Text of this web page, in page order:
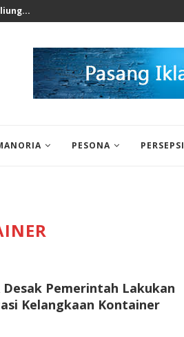
PESONA PERSEPSI
Pemerintah Lakukan
Kelangkaan Kontainer